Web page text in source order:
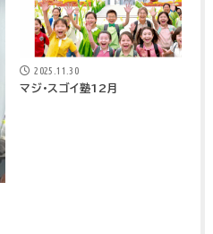
2025.11.30
マジ・スゴイ塾12月